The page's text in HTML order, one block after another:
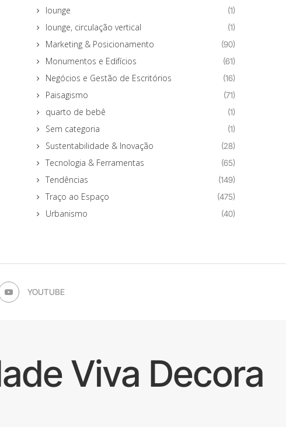
lounge (1)
lounge, circulação vertical (1)
Marketing & Posicionamento (90)
Monumentos e Edifícios (61)
Negócios e Gestão de Escritórios (16)
Paisagismo (71)
quarto de bebê (1)
Sem categoria (1)
Sustentabilidade & Inovação (28)
Tecnologia & Ferramentas (65)
Tendências (149)
Traço ao Espaço (475)
Urbanismo (40)
YOUTUBE
Viva Decora